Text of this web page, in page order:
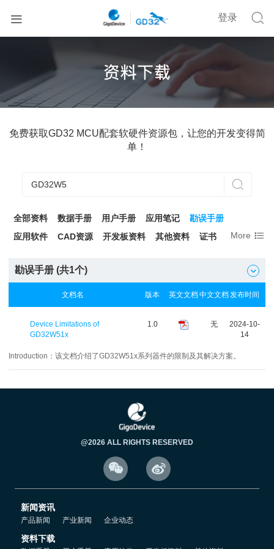
 
登录
免费获取GD32 MCU配套软硬件资源包，让您的开发变得简
单！

全部资料 数据手册 用户手册 应用笔记
勘误手册
应用软件
CAD资源 开发板资料 其他资料 证书 More 
勘误手册 (共1个) 
文档名 版本 英文文档中文文档发布时间
Device Limitations of
GD32W51x
1.0 无
2024-10-
14
Introduction： 该文档介绍了GD32W51x系列器件的限制及其解决方案。
@2026 ALL RIGHTS RESERVED
 
新闻资讯
产品新闻 产业新闻 企业动态
资料下载